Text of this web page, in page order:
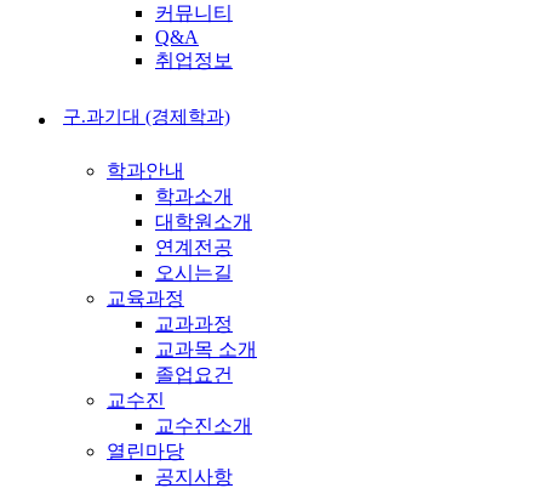
커뮤니티
Q&A
취업정보
구.과기대 (경제학과)
학과안내
학과소개
대학원소개
연계전공
오시는길
교육과정
교과과정
교과목 소개
졸업요건
교수진
교수진소개
열린마당
공지사항